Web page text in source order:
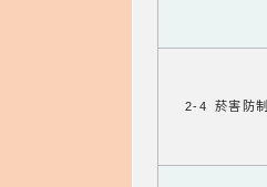
2-4 菸害防制